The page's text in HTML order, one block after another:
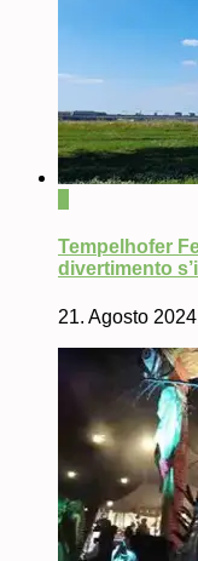
Tempelhofer
divertimento
21. Agosto 2024